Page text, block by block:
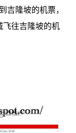
到吉隆坡的机票，
飞往吉隆坡的机